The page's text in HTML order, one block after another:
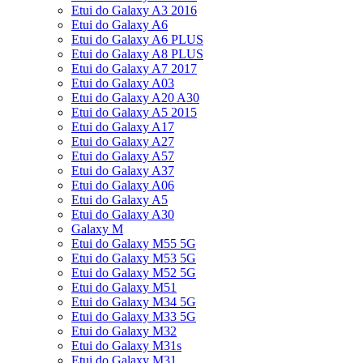
Etui do Galaxy A3 2016
Etui do Galaxy A6
Etui do Galaxy A6 PLUS
Etui do Galaxy A8 PLUS
Etui do Galaxy A7 2017
Etui do Galaxy A03
Etui do Galaxy A20 A30
Etui do Galaxy A5 2015
Etui do Galaxy A17
Etui do Galaxy A27
Etui do Galaxy A57
Etui do Galaxy A37
Etui do Galaxy A06
Etui do Galaxy A5
Etui do Galaxy A30
Galaxy M
Etui do Galaxy M55 5G
Etui do Galaxy M53 5G
Etui do Galaxy M52 5G
Etui do Galaxy M51
Etui do Galaxy M34 5G
Etui do Galaxy M33 5G
Etui do Galaxy M32
Etui do Galaxy M31s
Etui do Galaxy M31